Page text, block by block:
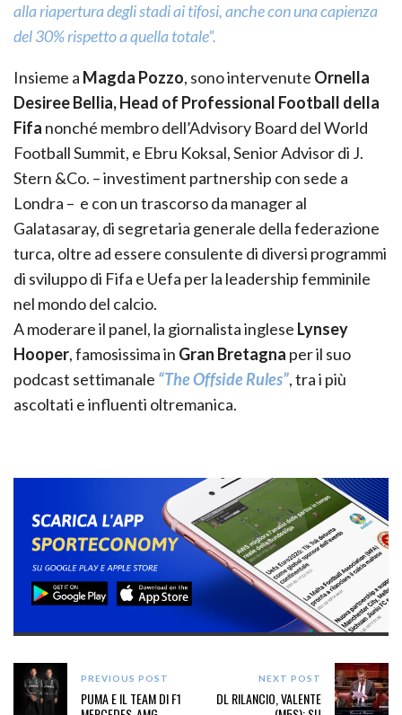
alla riapertura degli stadi ai tifosi, anche con una capienza
del 30% rispetto a quella totale”.
Insieme a Magda Pozzo, sono intervenute Ornella
Desiree Bellia, Head of Professional Football della
Fifa nonché membro dell’Advisory Board del World
Football Summit, e Ebru Koksal, Senior Advisor di J.
Stern &Co. – investiment partnership con sede a
Londra – e con un trascorso da manager al
Galatasaray, di segretaria generale della federazione
turca, oltre ad essere consulente di diversi programmi
di sviluppo di Fifa e Uefa per la leadership femminile
nel mondo del calcio.
A moderare il panel, la giornalista inglese Lynsey
Hooper, famosissima in Gran Bretagna per il suo
podcast settimanale “The Offside Rules”, tra i più
ascoltati e influenti oltremanica.
PREVIOUS POST
PUMA E IL TEAM DI F1
NEXT POST
DL RILANCIO, VALENTE